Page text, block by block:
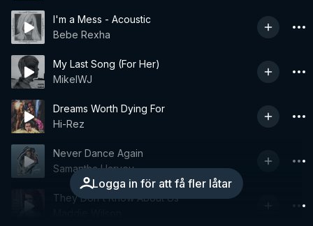
I'm a Mess - Acoustic
Bebe Rexha
My Last Song (For Her)
MikelWJ
Dreams Worth Dying For
Hi-Rez
Logga in för att få fler låtar
Never Dance Again
Samantha Harvey
They Don't Know About Us